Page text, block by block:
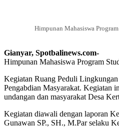
Himpunan Mahasiswa
Gianyar, Spotbalinews.com-
Himpunan Mahasiswa Program
Kegiatan Ruang Peduli
Pengabdian Masyarakat. Kegiatan
undangan dan masyarakat Desa
Kegiatan diawali dengan laporan
Gunawan SP., SH., M.Par selaku